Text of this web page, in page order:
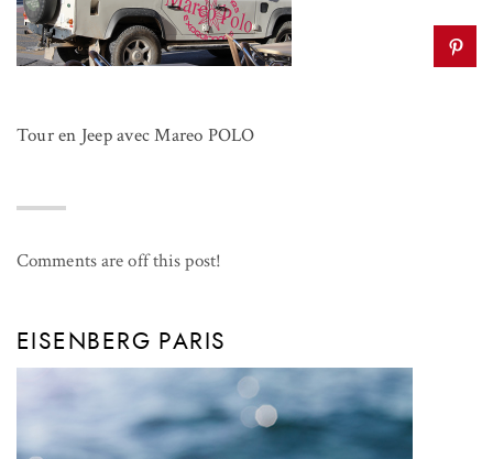
Tour en Jeep avec Mareo POLO
Comments are off this post!
EISENBERG PARIS